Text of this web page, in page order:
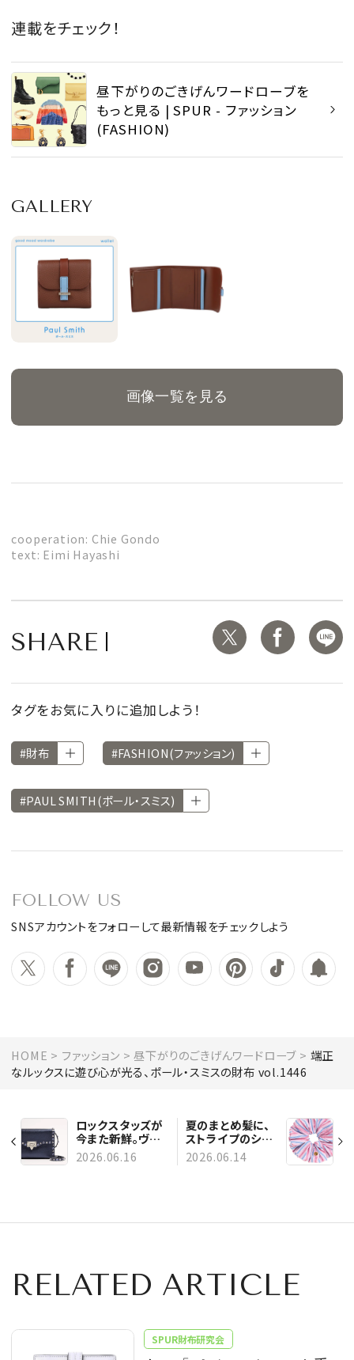
連載をチェック！
昼下がりのごきげんワードローブを
もっと見る | SPUR - ファッション
(FASHION)
GALLERY
画像一覧を見る
cooperation: Chie Gondo
text: Eimi Hayashi
SHARE
タグをお気に入りに追加しよう！
#財布 #FASHION(ファッション)
#PAUL SMITH(ポール・スミス)
FOLLOW US
SNSアカウントをフォローして最新情報をチェックしよう
HOME ファッション 昼下がりのごきげんワードローブ
端正
なルックスに遊び心が光る、ポール・スミスの財布 vol.1446
ロックスタッズが
今また新鮮。ヴァ
レンティノ ガラヴ
ァーニのバッグ
2026.06.16
夏のまとめ髪に、
ストライプのシュ
シュ。爽やかさと
可愛げを両立
2026.06.14
RELATED ARTICLE
SPUR財布研究会